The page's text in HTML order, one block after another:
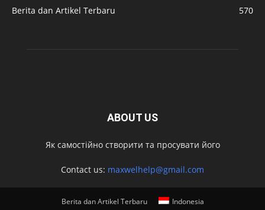
Berita dan Artikel Terbaru 570
ABOUT US
Як самостійно створити та просувати його
Contact us: maxwelhelp@gmail.com
Berita dan Artikel Terbaru Indonesia